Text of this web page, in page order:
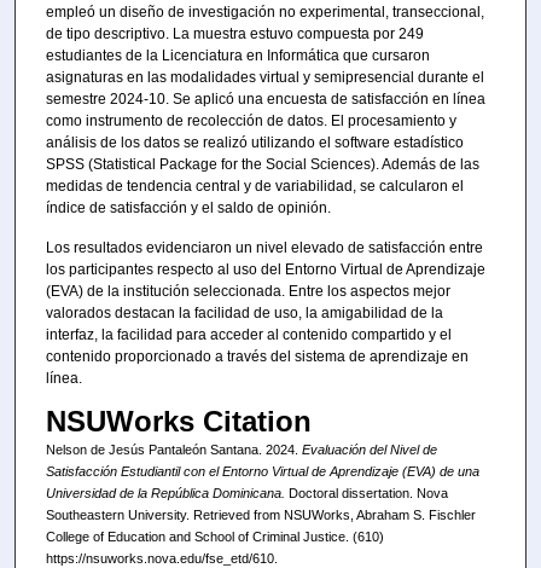
empleó un diseño de investigación no experimental, transeccional,
de tipo descriptivo. La muestra estuvo compuesta por 249
estudiantes de la Licenciatura en Informática que cursaron
asignaturas en las modalidades virtual y semipresencial durante el
semestre 2024-10. Se aplicó una encuesta de satisfacción en línea
como instrumento de recolección de datos. El procesamiento y
análisis de los datos se realizó utilizando el software estadístico
SPSS (Statistical Package for the Social Sciences). Además de las
medidas de tendencia central y de variabilidad, se calcularon el
índice de satisfacción y el saldo de opinión.
Los resultados evidenciaron un nivel elevado de satisfacción entre
los participantes respecto al uso del Entorno Virtual de Aprendizaje
(EVA) de la institución seleccionada. Entre los aspectos mejor
valorados destacan la facilidad de uso, la amigabilidad de la
interfaz, la facilidad para acceder al contenido compartido y el
contenido proporcionado a través del sistema de aprendizaje en
línea.
NSUWorks Citation
Nelson de Jesús Pantaleón Santana. 2024. Evaluación del Nivel de
Satisfacción Estudiantil con el Entorno Virtual de Aprendizaje (EVA) de una
Universidad de la República Dominicana. Doctoral dissertation. Nova
Southeastern University. Retrieved from NSUWorks, Abraham S. Fischler
College of Education and School of Criminal Justice. (610)
https://nsuworks.nova.edu/fse_etd/610.